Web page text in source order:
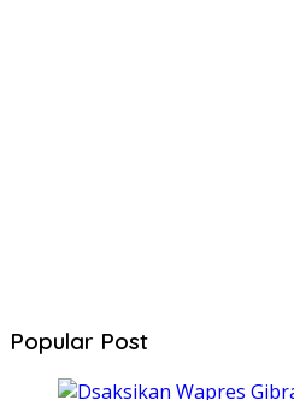
Popular Post